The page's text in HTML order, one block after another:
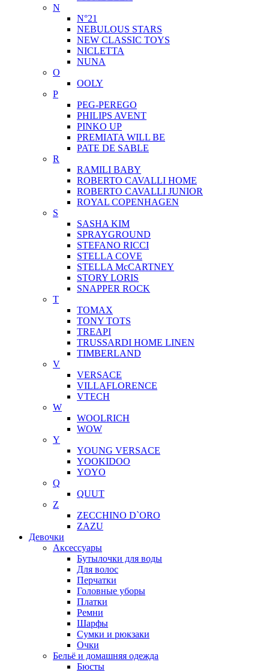
N
N°21
NEBULOUS STARS
NEW CLASSIC TOYS
NICLETTA
NUNA
O
OOLY
P
PEG-PEREGO
PHILIPS AVENT
PINKO UP
PREMIATA WILL BE
PATE DE SABLE
R
RAMILI BABY
ROBERTO CAVALLI HOME
ROBERTO CAVALLI JUNIOR
ROYAL COPENHAGEN
S
SASHA KIM
SPRAYGROUND
STEFANO RICCI
STELLA COVE
STELLA McCARTNEY
STORY LORIS
SNAPPER ROCK
T
TOMAX
TONY TOTS
TREAPI
TRUSSARDI HOME LINEN
TIMBERLAND
V
VERSACE
VILLAFLORENCE
VTECH
W
WOOLRICH
WOW
Y
YOUNG VERSACE
YOOKIDOO
YOYO
Q
QUUT
Z
ZECCHINO D`ORO
ZAZU
Девочки
Аксессуары
Бутылочки для воды
Для волос
Перчатки
Головные уборы
Платки
Ремни
Шарфы
Сумки и рюкзаки
Очки
Бельё и домашняя одежда
Бюсты